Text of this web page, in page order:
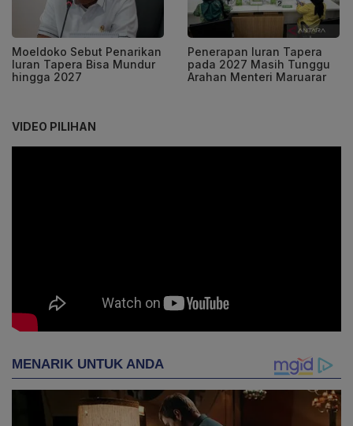
Moeldoko Sebut Penarikan
Iuran Tapera Bisa Mundur
hingga 2027
Penerapan Iuran Tapera
pada 2027 Masih Tunggu
Arahan Menteri Maruarar
VIDEO PILIHAN